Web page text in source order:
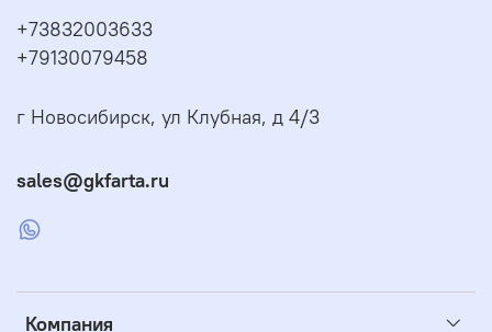
Компания
+73832003633
+79130079458
г Новосибирск, ул Клубная, д 4/3
sales@gkfarta.ru